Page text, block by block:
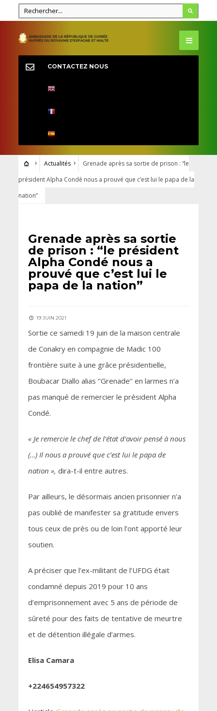
CONTACTEZ NOUS
Actualités
Grenade après sa sortie de prison : “le
président Alpha Condé nous a prouvé que c’est lui le papa de la
nation”
Grenade après sa sortie
de prison : “le président
Alpha Condé nous a
prouvé que c’est lui le
papa de la nation”
19 JUIN 2021
Sortie ce samedi 19 juin de la maison centrale
de Conakry en compagnie de Madic 100
frontière suite à une grâce présidentielle,
Boubacar Diallo alias ‘’Grenade’’ en larmes n’a
pas manqué de remercier le président Alpha
Condé.
« Je remercie le chef de l’état d’avoir pensé à nous
(…) Il nous a prouvé que c’est lui le papa de
nation », dira-t-il entre autres.
Par ailleurs, le désormais ancien prisonnier n’a
pas oublié de manifester sa gratitude envers
tous ceux de près ou de loin l’ont apporté leur
soutien.
A préciser que l’ex-militant de l’UFDG était
condamné depuis 2019 pour 10 ans
d’emprisonnement avec 5 ans de période de
sûreté pour des faits de tentative de meurtre
et de détention illégale d’armes.
Elisa Camara
+224654957322